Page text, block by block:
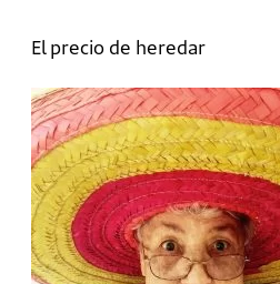
El precio de heredar